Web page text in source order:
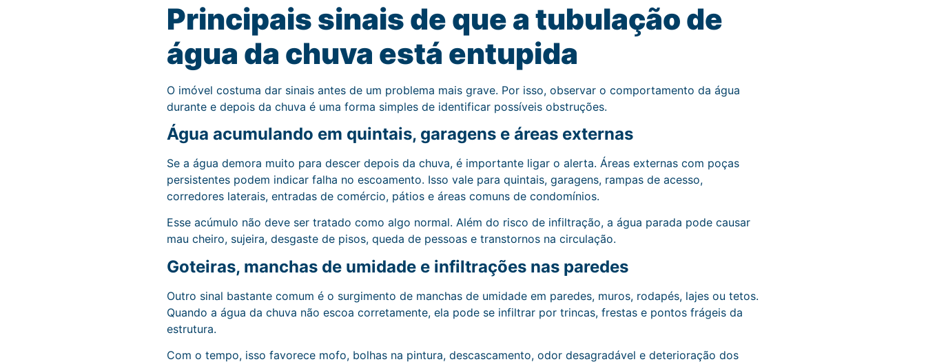
Principais sinais de que a tubulação de
água da chuva está entupida
O imóvel costuma dar sinais antes de um problema mais grave. Por isso, observar o comportamento da água
durante e depois da chuva é uma forma simples de identificar possíveis obstruções.
Água acumulando em quintais, garagens e áreas externas
Se a água demora muito para descer depois da chuva, é importante ligar o alerta. Áreas externas com poças
persistentes podem indicar falha no escoamento. Isso vale para quintais, garagens, rampas de acesso,
corredores laterais, entradas de comércio, pátios e áreas comuns de condomínios.
Esse acúmulo não deve ser tratado como algo normal. Além do risco de infiltração, a água parada pode causar
mau cheiro, sujeira, desgaste de pisos, queda de pessoas e transtornos na circulação.
Goteiras, manchas de umidade e infiltrações nas paredes
Outro sinal bastante comum é o surgimento de manchas de umidade em paredes, muros, rodapés, lajes ou tetos.
Quando a água da chuva não escoa corretamente, ela pode se infiltrar por trincas, frestas e pontos frágeis da
estrutura.
Com o tempo, isso favorece mofo, bolhas na pintura, descascamento, odor desagradável e deterioração dos